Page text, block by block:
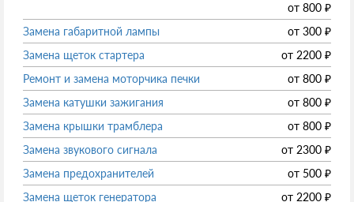
от 800 ₽
Замена габаритной лампы
от 300 ₽
Замена щеток стартера
от 2200 ₽
Ремонт и замена моторчика печки
от 800 ₽
Замена катушки зажигания
от 800 ₽
Замена крышки трамблера
от 800 ₽
Замена звукового сигнала
от 2300 ₽
Замена предохранителей
от 500 ₽
Замена щеток генератора
от 2200 ₽